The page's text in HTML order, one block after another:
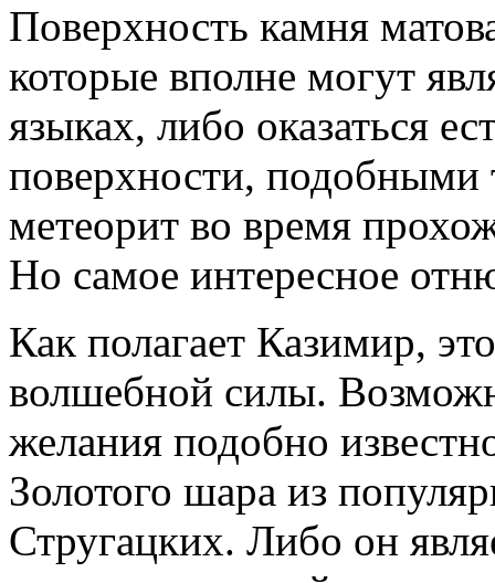
Поверхность камня
которые вполне могут
языках, либо оказаться
поверхности, подобными
метеорит во время
Но самое интересное
Как полагает Казимир,
волшебной силы.
желания подобно
Золотого шара из
Стругацких. Либо он